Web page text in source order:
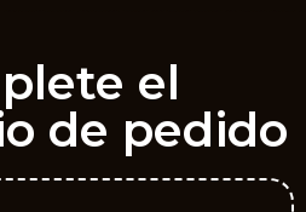
el
de pedido